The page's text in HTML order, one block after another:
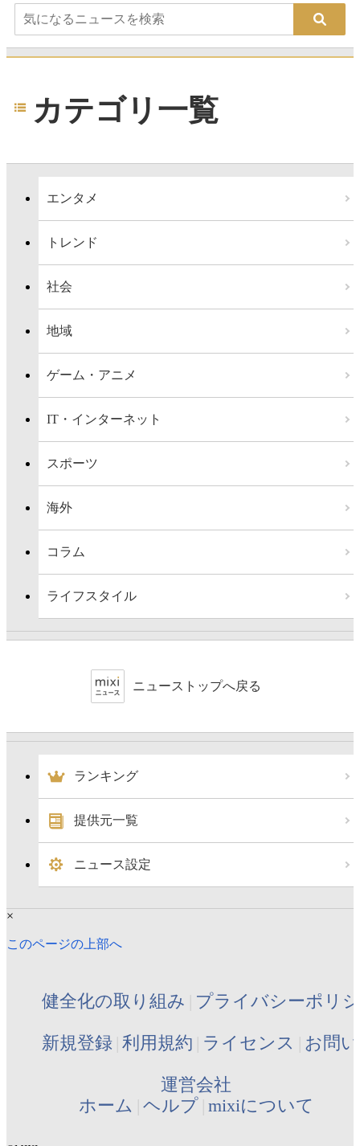
カテゴリ一覧
エンタメ
トレンド
社会
地域
ゲーム・アニメ
IT・インターネット
スポーツ
海外
コラム
ライフスタイル
ニューストップへ戻る
ランキング
提供元一覧
ニュース設定
×
このページの上部へ
健全化の取り組み プライバシーポリ
新規登録 利用規約 ライセンス お問
運営会社
ホーム ヘルプ mixiについて